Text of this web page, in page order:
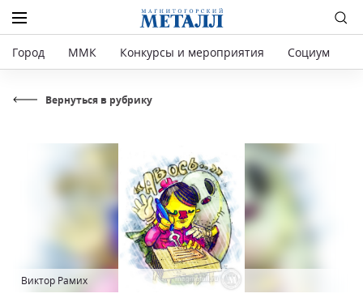
Город ММК Конкурсы и мероприятия Социум
Вернуться в рубрику
Виктор Рамих